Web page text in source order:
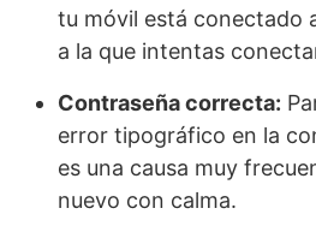
tu móvil está conectado
a la que intentas
Contraseña correcta:
error tipográfico en la
es una causa muy
nuevo con calma.